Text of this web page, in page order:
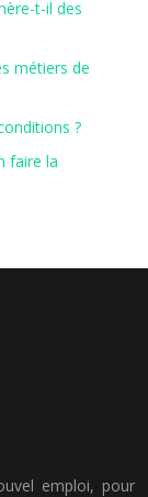
t-il des
métiers de
?
faire la
emploi, pour